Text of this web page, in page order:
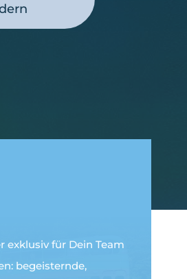
exklusiv für Dein Team
begeisternde,